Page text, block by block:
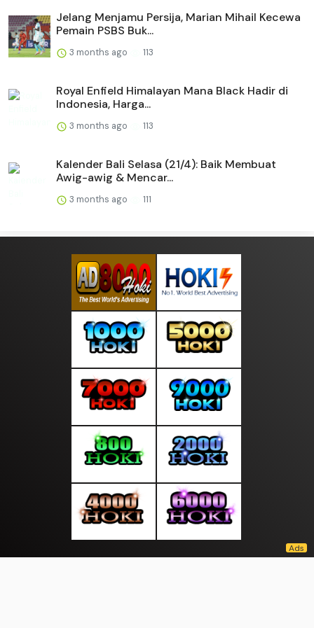
Jelang Menjamu Persija, Marian Mihail Kecewa
Pemain PSBS Buk...
3 months ago 113
Royal Enfield Himalayan Mana Black Hadir di
Indonesia, Harga...
3 months ago 113
Kalender Bali Selasa (21/4): Baik Membuat
Awig-awig & Mencar...
3 months ago 111